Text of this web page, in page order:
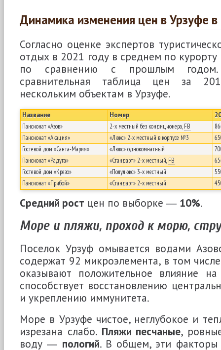
Динамика изменения цен в Урзуфе
Согласно оценке экспертов
отдых в 2021 году в среднем по курорту
по сравнению с прошлым
сравнительная таблица цен за
нескольким объектам в Урзуфе.
Название Номер
Пансионат «Азов»
2-х местный без кондиционера, FB
Пансионат «Акация»
«Люкс» 2-х местный в корпусе №3
Гостевой дом «Санта-Мария»
«Люкс» однокомнатный
Пансионат «Радуга»
«Стандарт» 2-х местный, FB
Гостевой дом «Крезо»
«Полулюкс» 3-х местный
Пансионат «Прибой»
«Стандарт» 2-х местный
Средний рост цен по выборке ― 10%.
Море и пляжи, проход к морю,
Поселок Урзуф омывается водами
содержат 92 микроэлемента, в том
оказывают положительное влияние
способствует восстановлению
и укреплению иммунитета.
Море в Урзуфе чистое, неглубокое и
изрезана слабо. Пляжи песчаные,
воду ― пологий. В общем, эти факторы